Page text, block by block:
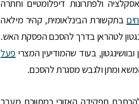
ולפתרונות דיפלומטיים וחתרה
בתקשורת הבינלאומית, קהיר מילאה
לטהראן בדרך להסכם הפסקת האש.
בעוד שהמודיעין המצרי פעל
ומתן ולגבש מסגרת להסכם.
תפקידה האזורי כמתווכת מעבר